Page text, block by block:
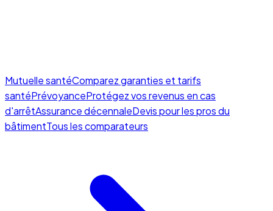
Mutuelle santéComparez garanties et tarifs
santéPrévoyanceProtégez vos revenus en cas
d'arrêtAssurance décennaleDevis pour les pros du
bâtimentTous les comparateurs